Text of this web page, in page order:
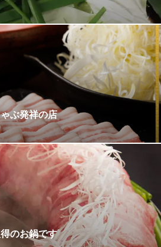
春吉店
岡（天神）駅南口 徒歩5分
30 、シマチョウ、センマイ、ハチノ
扱い、それぞれの部位の持ち味を最大
処理を施しています。脂の旨味はしっ
や脂っこさを抑えることで、初めても
れやすいバランスに。
神南駅 徒歩5分
ぶ発祥の店
水魚の名物『葱しゃぶ』。金色に輝く
汁に臭みがなく歯ごたえのあるたっ
県産の旨味が詰まった甘い豚肉と一緒
厳選された食材一つ一つを余すことな
ご用意はもちろん、単品でのご注文も
のお鍋です